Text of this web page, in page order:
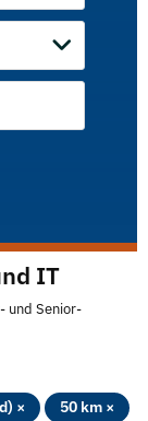
IT
und Senior-
×
50 km ×